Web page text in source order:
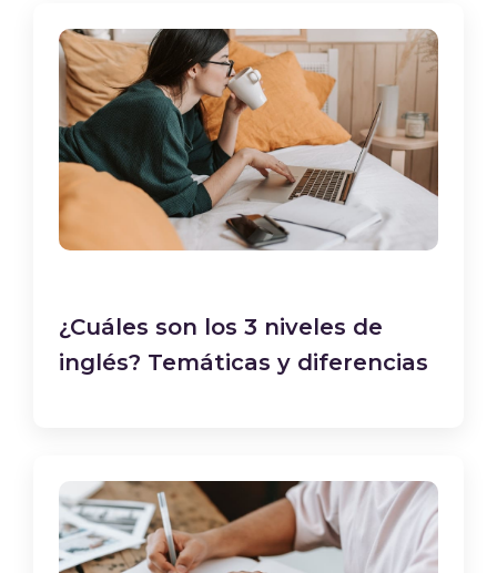
¿Cuáles son los 3 niveles de
inglés? Temáticas y diferencias